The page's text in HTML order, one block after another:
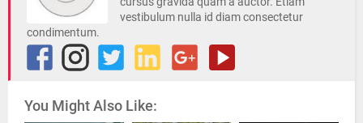
vestibulum nulla id diam consectetur
condimentum.
You Might Also Like: